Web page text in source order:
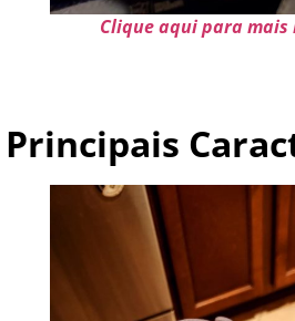
Clique aqui para mais
Principais